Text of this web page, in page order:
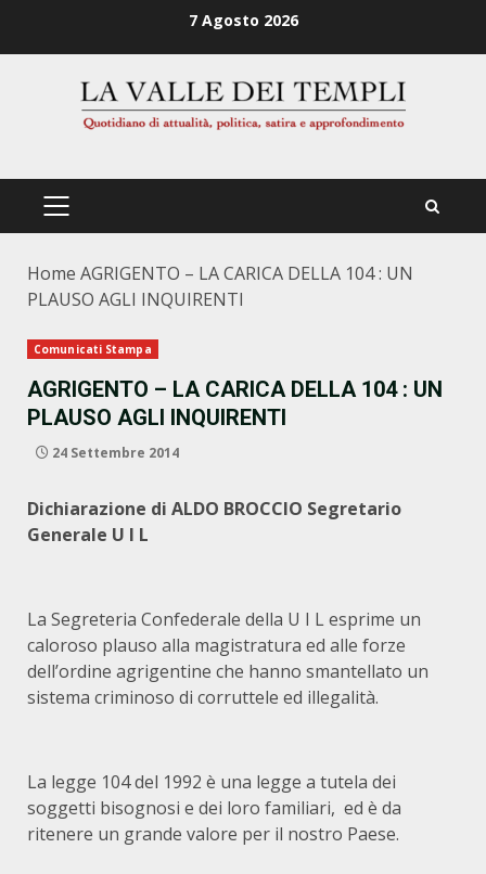
7 Agosto 2026
PRIMÄRES
Home AGRIGENTO – LA CARICA DELLA 104 : UN
PLAUSO AGLI INQUIRENTI
Comunicati Stampa
AGRIGENTO – LA CARICA DELLA 104 : UN
PLAUSO AGLI INQUIRENTI
24 Settembre 2014
Dichiarazione di ALDO BROCCIO Segretario
Generale U I L
La Segreteria Confederale della U I L esprime un
caloroso plauso alla magistratura ed alle forze
dell’ordine agrigentine che hanno smantellato un
sistema criminoso di corruttele ed illegalità.
La legge 104 del 1992 è una legge a tutela dei
soggetti bisognosi e dei loro familiari, ed è da
ritenere un grande valore per il nostro Paese.